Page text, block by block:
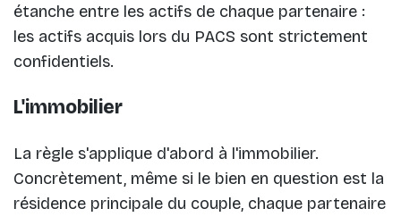
étanche entre les actifs de chaque partenaire :
les actifs acquis lors du PACS sont strictement
confidentiels.
L'immobilier
La règle s'applique d'abord à l'immobilier.
Concrètement, même si le bien en question est la
résidence principale du couple, chaque partenaire